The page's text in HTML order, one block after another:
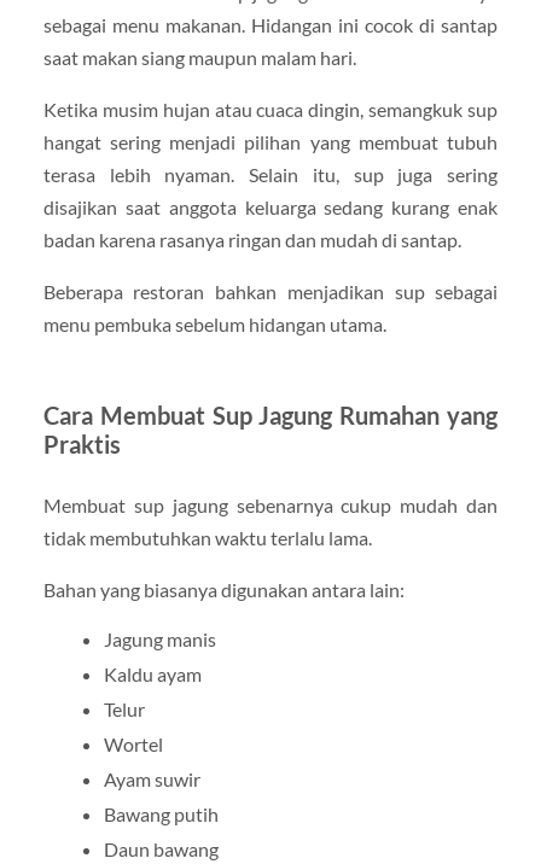
sebagai menu makanan. Hidangan ini cocok di santap
saat makan siang maupun malam hari.
Ketika musim hujan atau cuaca dingin, semangkuk sup
hangat sering menjadi pilihan yang membuat tubuh
terasa lebih nyaman. Selain itu, sup juga sering
disajikan saat anggota keluarga sedang kurang enak
badan karena rasanya ringan dan mudah di santap.
Beberapa restoran bahkan menjadikan sup sebagai
menu pembuka sebelum hidangan utama.
Cara Membuat Sup Jagung Rumahan yang
Praktis
Membuat sup jagung sebenarnya cukup mudah dan
tidak membutuhkan waktu terlalu lama.
Bahan yang biasanya digunakan antara lain:
Jagung manis
Kaldu ayam
Telur
Wortel
Ayam suwir
Bawang putih
Daun bawang